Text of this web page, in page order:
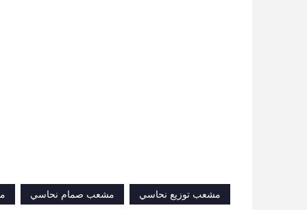
مشعب توزيع نحاسي مشعب صمام نحاسي